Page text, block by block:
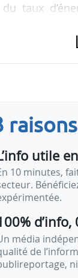
du taux
et
utile
10 minutes,
média
de